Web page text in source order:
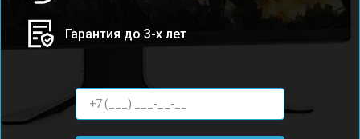
Гарантия до 3-х лет